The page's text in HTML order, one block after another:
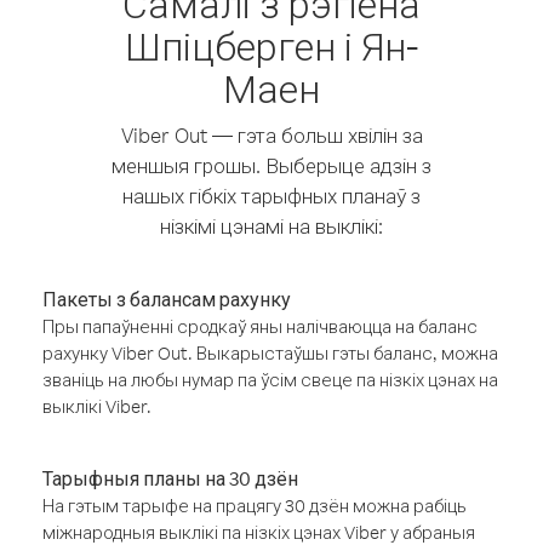
Шпіцберген і Ян-
Маен
Viber Out — гэта больш хвілін за
меншыя грошы. Выберыце адзін з
нашых гібкіх тарыфных планаў з
нізкімі цэнамі на выклікі:
Пакеты з балансам рахунку
Пры папаўненні сродкаў яны налічваюцца на баланс
рахунку Viber Out. Выкарыстаўшы гэты баланс, можна
званіць на любы нумар па ўсім свеце па нізкіх цэнах на
выклікі Viber.
Тарыфныя планы на 30 дзён
На гэтым тарыфе на працягу 30 дзён можна рабіць
міжнародныя выклікі па нізкіх цэнах Viber у абраныя